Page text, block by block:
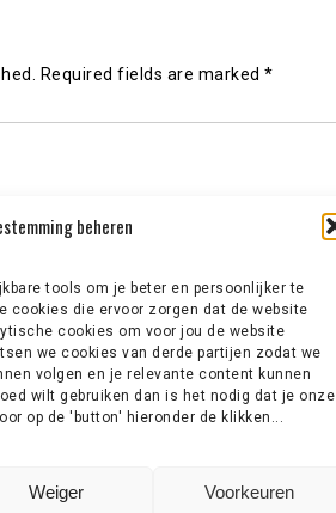
beheren
tools om je beter en persoonlijker te
cookies die ervoor zorgen dat de website
cookies om voor jou de website
we cookies van derde partijen zodat we
volgen en je relevante content kunnen
wilt gebruiken dan is het nodig dat je onze
op de 'button' hieronder de klikken...
Weiger Voorkeuren
Required fields are marked *